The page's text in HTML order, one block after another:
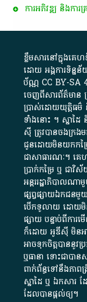
ការអភិវឌ្ឍ និងការ
ខ្លឹមសារ​នៅ​ក្នុង​គេ
ដោយ​ អង្គការ​ទិន្នន័
ប័ណ្ណ​CC BY-SA
ចេញពី​សារព័ត៌មាន
ប្រាស់​ដោយ​យុត្តិធម៌​
ទាំង​នោះ​ ។​ ស្នាដ
ស៊ី​ ត្រូវ​បាន​ចងក្រង​
ជូន​ដោយ​មិន​យក​កម្រ
ជា​សាធារណៈ​។​ គេហ
ប្រាក់​កម្រៃ​ ឬ​ ជា​វិ
អន្តររដ្ឋាភិបាល​ណ
ផ្សព្វផ្សាយ​ឯកជ
បើក​ទូលាយ​ ដោយ​មិ
ផ្សាយ​ បន្ទាប់​ពី​កា
ក៏​ដោយ​ អូ​ឌី​ស៊ី​ មិន​អា
អាច​ទុកចិត្ត​បាននូវ​
ឬ​ធានា​ ទោះជា​បាន​
ពាក់ព័ន្ធ​ទៅ​នឹង​ភា
ស្នាដៃ​ ឬ​ ឯកសារ​
ដែល​បាន​ផ្តល់​ឲ្យ​។